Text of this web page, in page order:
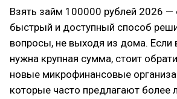
Взять займ 100000 рублей 2026 —
быстрый и доступный способ
вопросы, не выходя из дома. Если
нужна крупная сумма, стоит
новые микрофинансовые
которые часто предлагают более